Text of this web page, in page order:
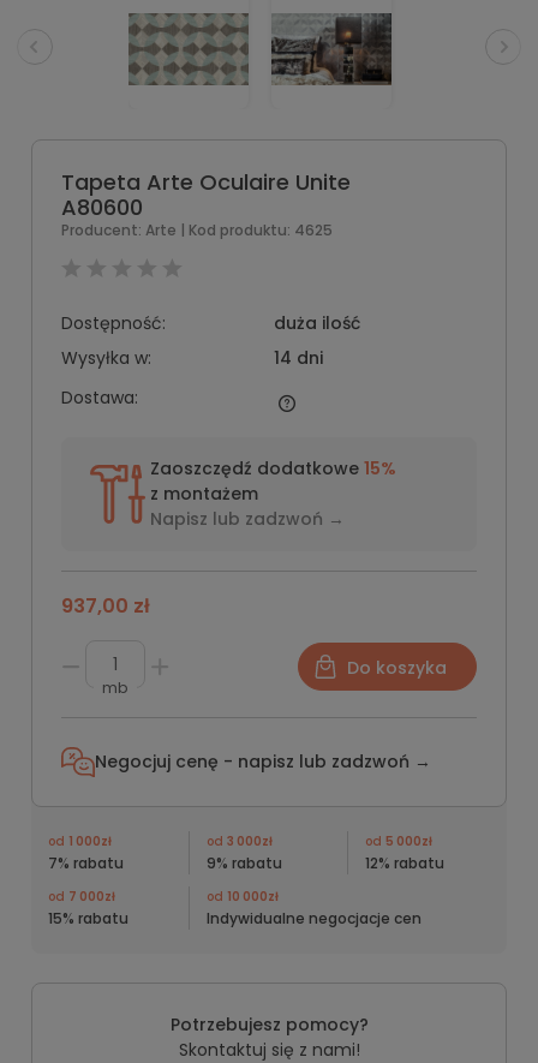
Tapeta Arte Oculaire Unite
A80600
Producent: Arte | Kod produktu: 4625
Dostępność:
duża ilość
Wysyłka w:
14 dni
Dostawa:
Zaoszczędź dodatkowe 15%
z montażem
Napisz lub zadzwoń →
937,00 zł
mb
Do koszyka
Negocjuj cenę - napisz lub zadzwoń →
od 1 000zł
7% rabatu
od 3 000zł
9% rabatu
od 5 000zł
12% rabatu
od 7 000zł
15% rabatu
od 10 000zł
Indywidualne negocjacje cen
Potrzebujesz pomocy?
Skontaktuj się z nami!